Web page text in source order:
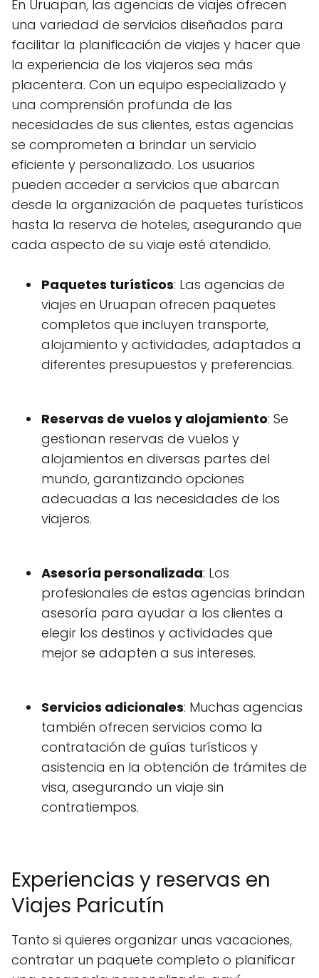
En Uruapan, las agencias de viajes ofrecen
una variedad de servicios diseñados para
facilitar la planificación de viajes y hacer que
la experiencia de los viajeros sea más
placentera. Con un equipo especializado y
una comprensión profunda de las
necesidades de sus clientes, estas agencias
se comprometen a brindar un servicio
eficiente y personalizado. Los usuarios
pueden acceder a servicios que abarcan
desde la organización de paquetes turísticos
hasta la reserva de hoteles, asegurando que
cada aspecto de su viaje esté atendido.
Paquetes turísticos: Las agencias de
viajes en Uruapan ofrecen paquetes
completos que incluyen transporte,
alojamiento y actividades, adaptados a
diferentes presupuestos y preferencias.
Reservas de vuelos y alojamiento: Se
gestionan reservas de vuelos y
alojamientos en diversas partes del
mundo, garantizando opciones
adecuadas a las necesidades de los
viajeros.
Asesoría personalizada: Los
profesionales de estas agencias brindan
asesoría para ayudar a los clientes a
elegir los destinos y actividades que
mejor se adapten a sus intereses.
Servicios adicionales: Muchas agencias
también ofrecen servicios como la
contratación de guías turísticos y
asistencia en la obtención de trámites de
visa, asegurando un viaje sin
contratiempos.
Experiencias y reservas en
Viajes Paricutín
Tanto si quieres organizar unas vacaciones,
contratar un paquete completo o planificar